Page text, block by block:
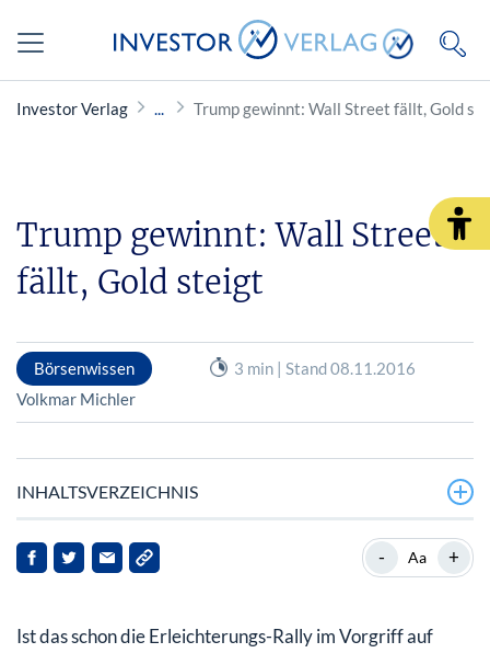
Investor Verlag Trump gewinnt: Wall Street fällt, Gold
Trump gewinnt: Wall Street
fällt, Gold steigt
Börsenwissen
3 min | Stand 08.11.2016
Volkmar Michler
INHALTSVERZEICHNIS
Sichern Sie jetzt mit Gold ab
Wall Street setzt auf Clinton
- Aa +
Ist das schon die Erleichterungs-Rally im Vorgriff auf